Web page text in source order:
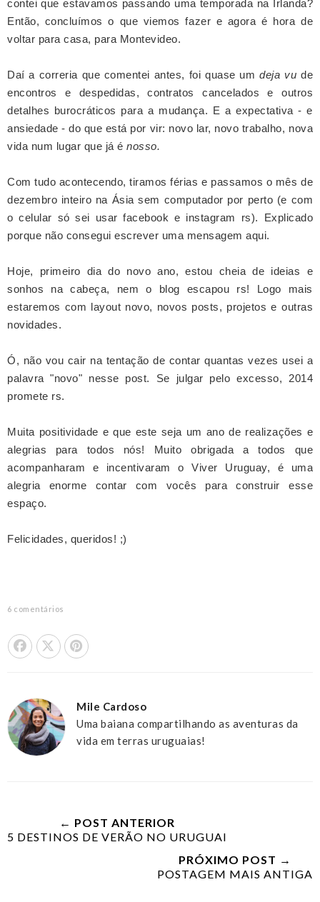
contei que estavamos passando uma temporada na Irlanda?
Então, concluímos o que viemos fazer e agora é hora de
voltar para casa, para Montevideo.
Daí a correria que comentei antes, foi quase umdeja vu de
encontros e despedidas, contratos cancelados e outros
detalhes burocráticos para a mudança. E a expectativa - e
ansiedade - do que está por vir: novo lar, novo trabalho, nova
vida num lugar que já é nosso.
Com tudo acontecendo, tiramosférias e passamos o mês de
dezembro inteiro na Ásia sem computador por perto (e com
o celular só sei usar facebook e instagram rs). Explicado
porque não consegui escrever uma mensagem aqui.
Hoje, primeiro dia do novo ano, estou cheia de ideias e
sonhos na cabeça, nem o blog escapou rs! Logo mais
estaremos com layout novo, novos posts, projetos e outras
novidades.
Ó, não vou cair na tentação de contar quantas vezes usei a
palavra "novo" nesse post. Se julgar pelo excesso, 2014
promete rs.
Muita positividade e que este seja um ano de realizações e
alegrias para todos nós! Muito obrigada atodos que
acompanharam e incentivaram o Viver Uruguay, é uma
alegria enorme contar com vocês para construir esse
espaço.
Felicidades, queridos! ;)
6 comentários
Share On Facebook
Tweet This
Mile Cardoso
Uma baiana compartilhando as aventuras da
vida em terras uruguaias!
← POST ANTERIOR
5 DESTINOS DE VERÃO NO URUGUAI
PRÓXIMO POST →
POSTAGEM MAIS ANTIGA